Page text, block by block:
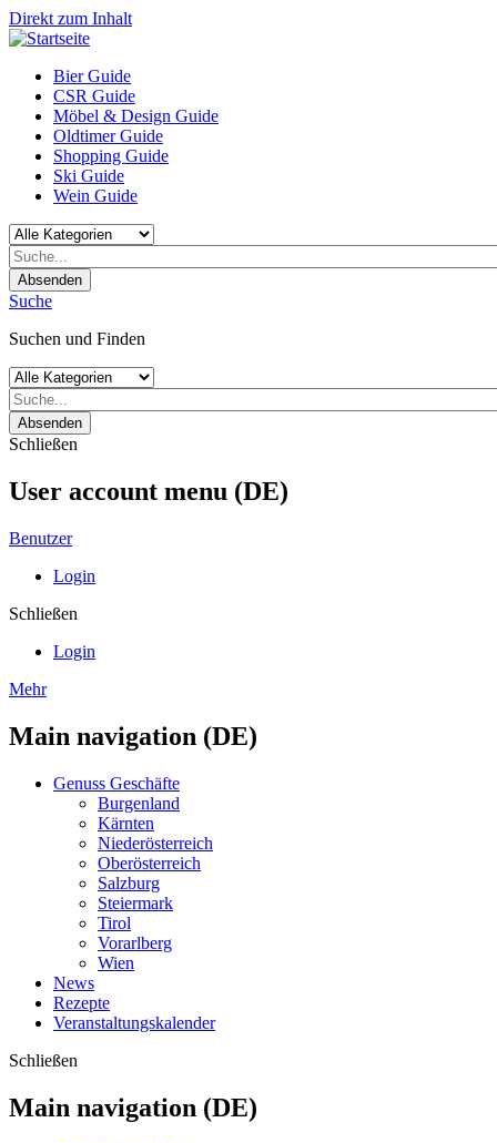
Direkt zum Inhalt
Bier Guide
CSR Guide
Möbel & Design Guide
Oldtimer Guide
Shopping Guide
Ski Guide
Wein Guide
Absenden
Suche
Suchen und Finden
Absenden
Schließen
User account menu (DE)
Benutzer
Login
Schließen
Login
Mehr
Main navigation (DE)
Genuss Geschäfte
Burgenland
Kärnten
Niederösterreich
Oberösterreich
Salzburg
Steiermark
Tirol
Vorarlberg
Wien
News
Rezepte
Veranstaltungskalender
Schließen
Main navigation (DE)